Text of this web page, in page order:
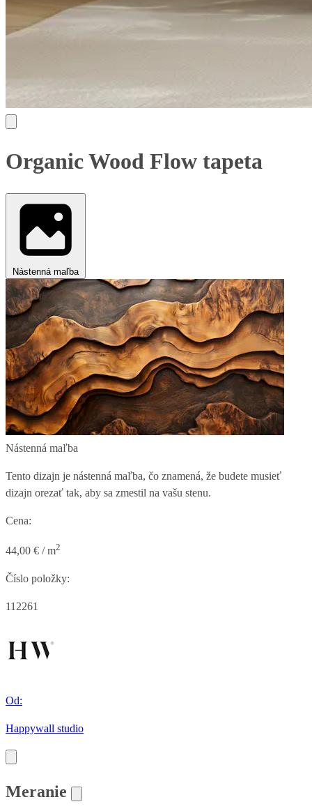
Organic Wood Flow tapeta
Nástenná maľba
Nástenná maľba
Tento dizajn je nástenná maľba, čo znamená, že budete musieť
dizajn orezať tak, aby sa zmestil na vašu stenu.
Cena:
44,00 € / m2
Číslo položky:
112261
Od:
Happywall studio
Meranie